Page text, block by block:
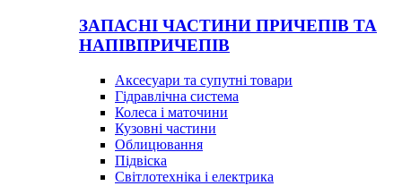
ЗАПАСНІ ЧАСТИНИ ПРИЧЕПІВ ТА
НАПІВПРИЧЕПІВ
Аксесуари та супутні товари
Гідравлічна система
Колеса і маточини
Кузовні частини
Облицювання
Підвіска
Світлотехніка і електрика